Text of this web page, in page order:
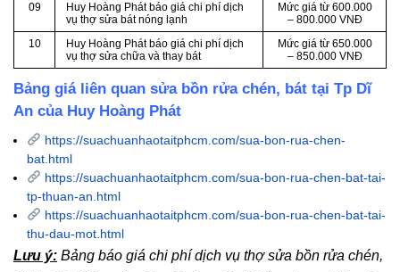
09
Huy Hoàng Phát báo giá chi phí dịch
vụ thợ sửa bát nóng lạnh
Mức giá từ 600.000
– 800.000 VNĐ
10
Huy Hoàng Phát báo giá chi phí dịch
vụ thợ sửa chữa và thay bát
Mức giá từ 650.000
– 850.000 VNĐ
Bảng giá liên quan sửa bồn rửa chén, bát tại Tp Dĩ
An của Huy Hoàng Phát
https://suachuanhaotaitphcm.com/sua-bon-rua-chen-
bat.html
https://suachuanhaotaitphcm.com/sua-bon-rua-chen-bat-tai-
tp-thuan-an.html
https://suachuanhaotaitphcm.com/sua-bon-rua-chen-bat-tai-
thu-dau-mot.html
Lưu ý: Bảng báo giá chi phí dịch vụ thợ sửa bồn rửa chén,